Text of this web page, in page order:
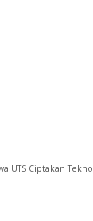
UTS Ciptakan